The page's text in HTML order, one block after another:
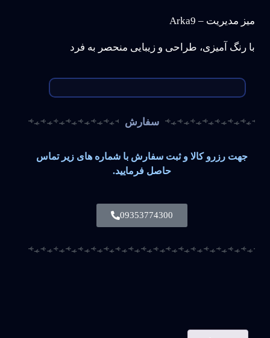
میز مدیریت – Arka9
با رنگ آمیزی، طراحی و زیبایی منحصر به فرد
سفارش
جهت رزرو کالا و ثبت سفارش با شماره های زیر تماس
حاصل فرمایید.
09353774300